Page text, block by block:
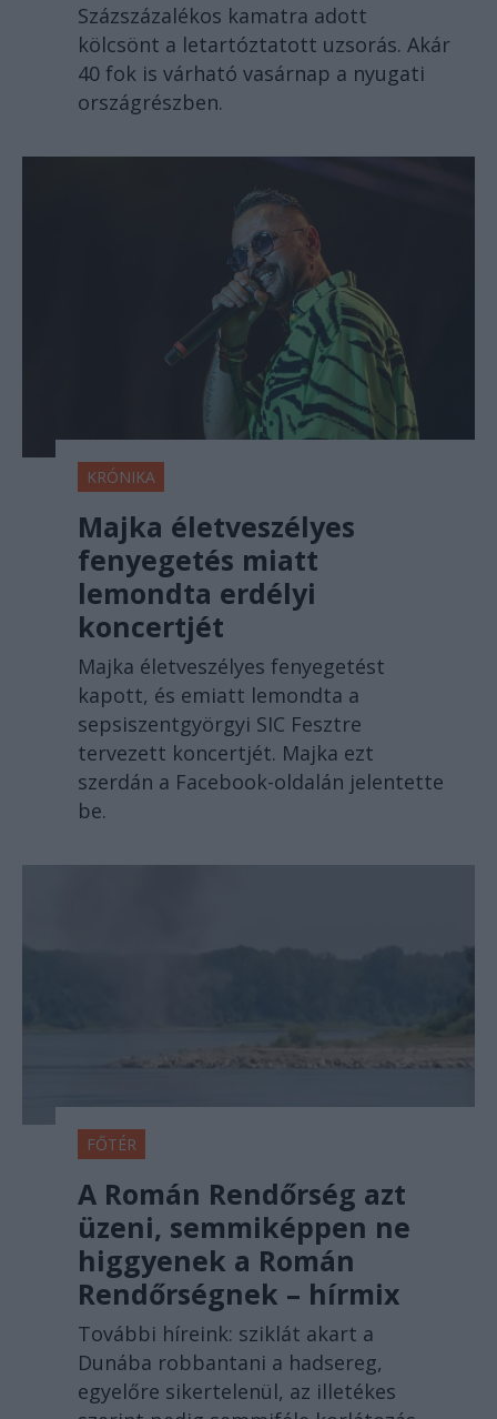
Százszázalékos kamatra adott
kölcsönt a letartóztatott uzsorás. Akár
40 fok is várható vasárnap a nyugati
országrészben.
KRÓNIKA
Majka életveszélyes
fenyegetés miatt
lemondta erdélyi
koncertjét
Majka életveszélyes fenyegetést
kapott, és emiatt lemondta a
sepsiszentgyörgyi SIC Fesztre
tervezett koncertjét. Majka ezt
szerdán a Facebook-oldalán jelentette
be.
FŐTÉR
A Román Rendőrség azt
üzeni, semmiképpen ne
higgyenek a Román
Rendőrségnek – hírmix
További híreink: sziklát akart a
Dunába robbantani a hadsereg,
egyelőre sikertelenül, az illetékes